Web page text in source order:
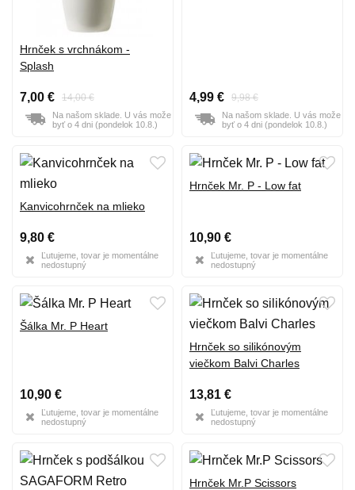
Hrnček s vrchnákom -
Splash
7,00 € 14,00 €
Na našom sklade. U vás može
byť o 4 dni (pondelok 10.8.)
4,99 € 9,98 €
Na našom sklade. U vás može
byť o 4 dni (pondelok 10.8.)
Kanvicohrnček na mlieko
9,80 €
Ľutujeme, tovar je momentálne
nedostupný
Hrnček Mr. P - Low fat
10,90 €
Ľutujeme, tovar je momentálne
nedostupný
Šálka Mr. P Heart
10,90 €
Ľutujeme, tovar je momentálne
nedostupný
Hrnček so silikónovým
viečkom Balvi Charles
13,81 €
Ľutujeme, tovar je momentálne
nedostupný
Hrnček Mr.P Scissors